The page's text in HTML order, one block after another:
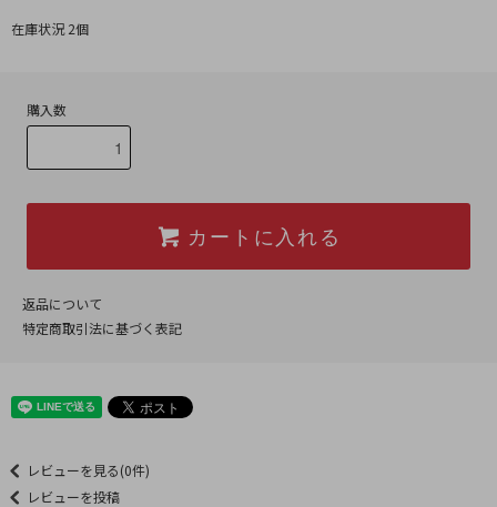
在庫状況 2個
購入数
カートに入れる
返品について
特定商取引法に基づく表記
レビューを見る(0件)
レビューを投稿